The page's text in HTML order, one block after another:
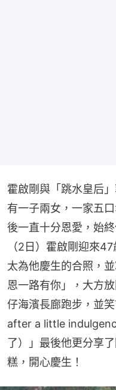
霍啟剛與「跳水皇后
有一子兩女，一家五
後一直十分恩愛，始
（2日）霍啟剛迎來
太為他慶生的合照，
恩一路有你」，大方
仔海濱長廊跑步，並
after a little
了）」最後他更分享
糕，開心慶生！